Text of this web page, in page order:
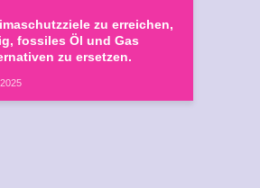
zu erreichen,
fossiles Öl und Gas
zu ersetzen.